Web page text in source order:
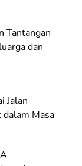
Tantangan
dan
Jalan
Masa